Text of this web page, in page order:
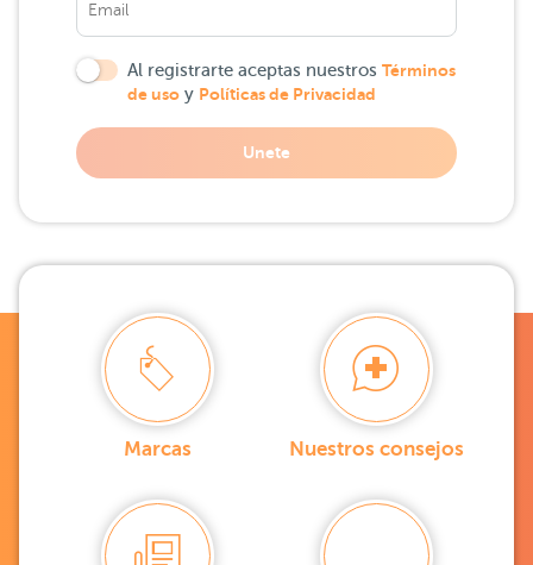
Al registrarte aceptas nuestros Términos
de uso y Políticas de Privacidad
Unete
Marcas Nuestros consejos